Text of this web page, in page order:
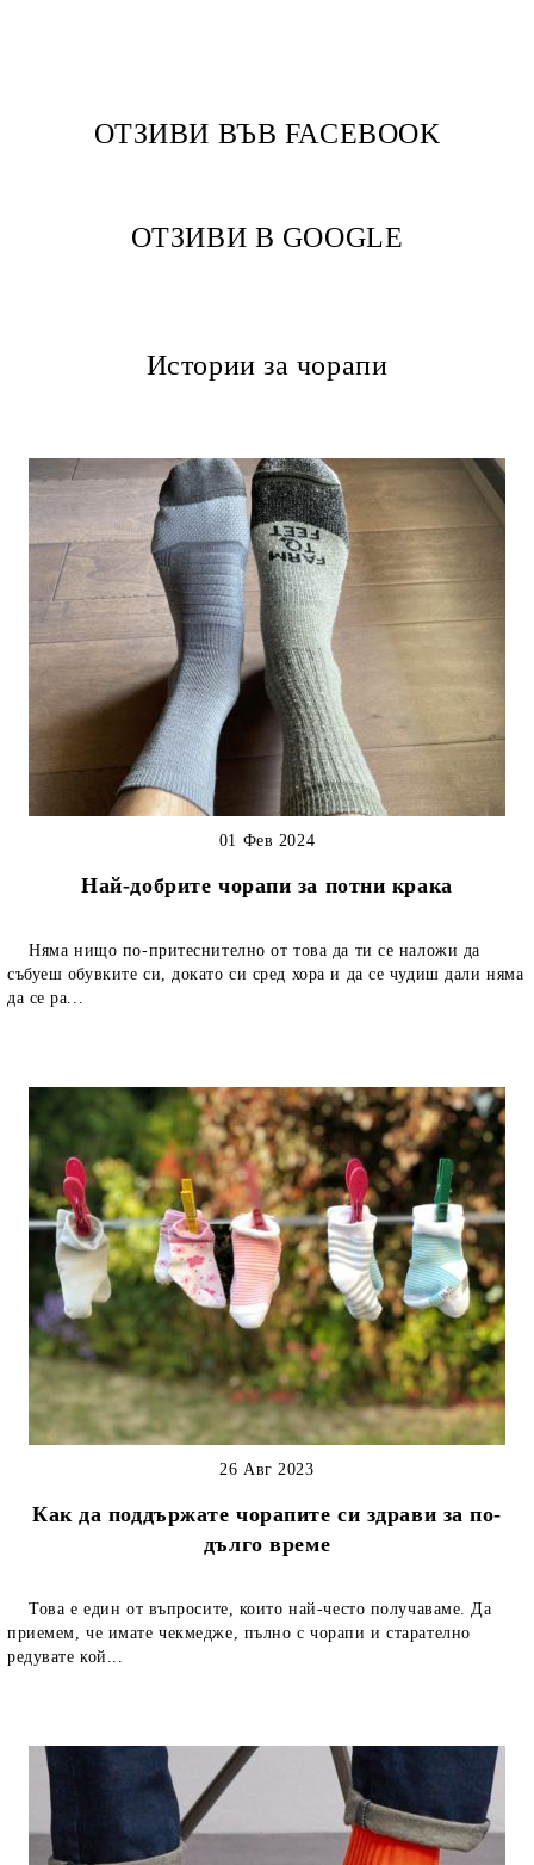
ОТЗИВИ ВЪВ FACEBOOK
ОТЗИВИ В GOOGLE
Истории за чорапи
Най-добрите чорапи за потни крака
01 Фев 2024
Няма нищо по-притеснително от това да ти се наложи да
събуеш обувките си, докато си сред хора и да се чудиш дали няма
да се ра...
Как да поддържате чорапите си здрави за по-
дълго време
26 Авг 2023
Това е един от въпросите, които най-често получаваме. Да
приемем, че имате чекмедже, пълно с чорапи и старателно
редувате кой...